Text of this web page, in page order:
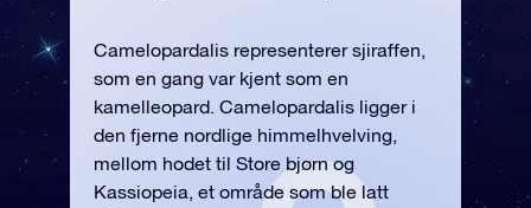
Camelopardalis representerer sjiraffen,
som en gang var kjent som en
kamelleopard. Camelopardalis ligger i
den fjerne nordlige himmelhvelving,
mellom hodet til Store bjørn og
Kassiopeia, et område som ble latt